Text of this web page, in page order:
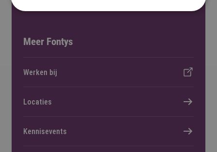
Meer Fontys
Werken bij
Locaties
Kennisevents